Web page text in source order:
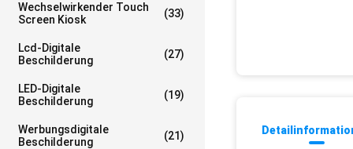
Wechselwirkender Touch
Screen Kiosk
(33)
Lcd-Digitale
Beschilderung
(27)
LED-Digitale
Beschilderung
(19)
Werbungsdigitale
Beschilderung
(21)